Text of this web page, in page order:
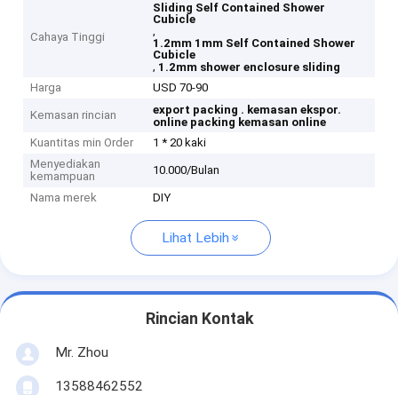
Cahaya Tinggi
Sliding Self Contained Shower
Cubicle
,
1.2mm 1mm Self Contained Shower
Cubicle
, 1.2mm shower enclosure sliding
Harga
USD 70-90
Kemasan rincian export packing . kemasan ekspor.
online packing kemasan online
Kuantitas min Order
1 * 20 kaki
Menyediakan
kemampuan
10.000/Bulan
Nama merek DIY
Lihat Lebih
Rincian Kontak
Mr. Zhou
13588462552